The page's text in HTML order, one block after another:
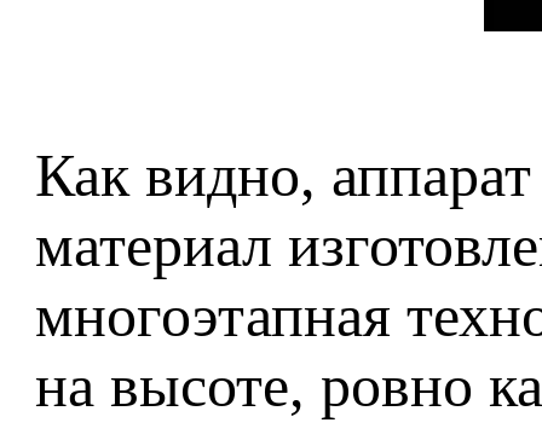
Как видно,
материал
многоэтапная
на высоте, ровно